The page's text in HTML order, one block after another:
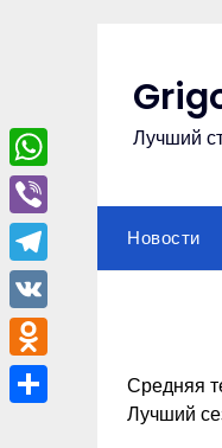
Лучший
Новости
Средняя
Лучший
WhatsApp
Viber
Telegram
VK
Odnoklassniki